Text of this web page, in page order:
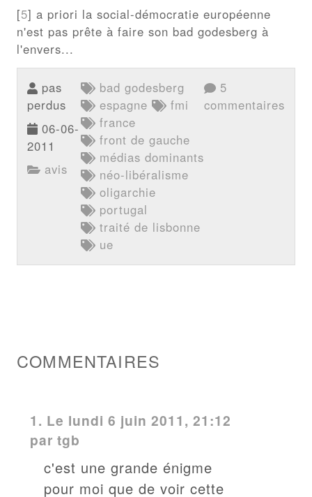
[5] a priori la social-démocratie européenne
n'est pas prête à faire son bad godesberg à
l'envers...
pas
perdus
06-06-
2011
avis
bad godesberg
espagne
fmi
france
front de gauche
médias dominants
néo-libéralisme
oligarchie
portugal
traité de lisbonne
ue
5
commentaires
COMMENTAIRES
1. Le lundi 6 juin 2011, 21:12
partgb
c'est une grande énigme
pour moi que de voir cette